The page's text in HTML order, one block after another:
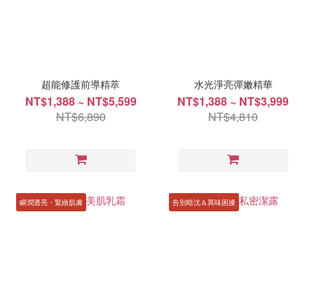
超能修護前導精萃
NT$1,388 ~ NT$5,599
NT$6,890
水光淨亮彈嫩精華
NT$1,388 ~ NT$3,999
NT$4,810
瞬潤透亮・緊緻肌膚 告別暗沈＆異味困擾